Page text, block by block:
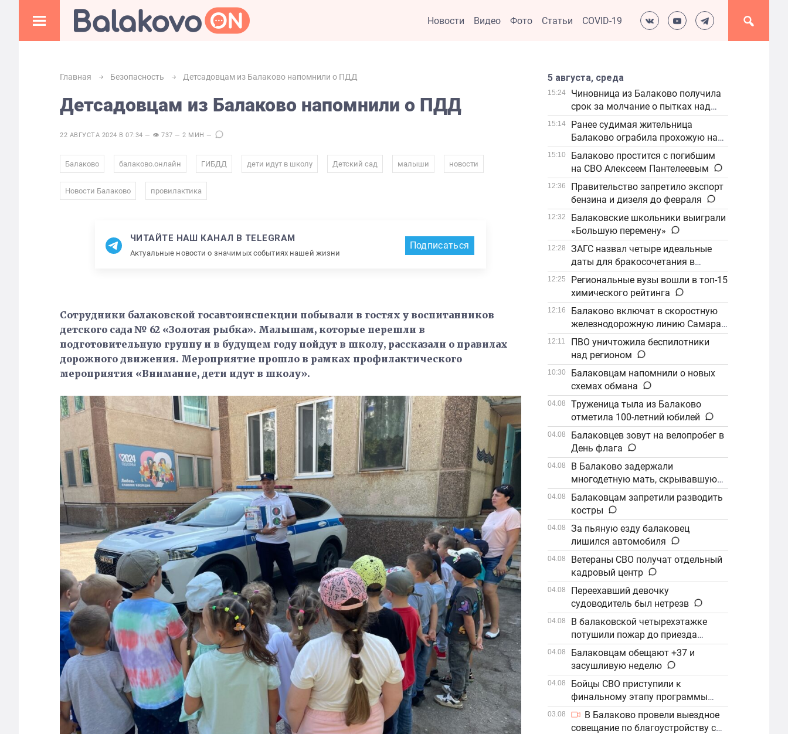
Новости Видео Фото Статьи COVID-19
Главная Безопасность Детсадовцам из Балаково напомнили о ПДД
Детсадовцам из Балаково напомнили о ПДД
22 АВГУСТА 2024 В 07:34 — 👁 737 — 2 МИН —
Балаково балаково.онлайн ГИБДД дети идут в школу Детский сад малыши новости
Новости Балаково провилактика
ЧИТАЙТЕ НАШ КАНАЛ В TELEGRAM
Актуальные новости о значимых событиях нашей жизни
Подписаться
Сотрудники балаковской госавтоинспекции побывали в гостях у воспитанников
детского сада № 62 «Золотая рыбка». Малышам, которые перешли в
подготовительную группу и в будущем году пойдут в школу, рассказали о правилах
дорожного движения. Мероприятие прошло в рамках профилактического
мероприятия «Внимание, дети идут в школу».
5 августа, среда
15:24
Чиновница из Балаково получила
срок за молчание о пытках над
детьми
15:14
Ранее судимая жительница
Балаково ограбила прохожую на
улице
15:10
Балаково простится с погибшим
на СВО Алексеем Пантелеевым
12:36
Правительство запретило экспорт
бензина и дизеля до февраля
12:32
Балаковские школьники выиграли
«Большую перемену»
12:28
ЗАГС назвал четыре идеальные
даты для бракосочетания в
сентябре
12:25
Региональные вузы вошли в топ-15
химического рейтинга
12:16
Балаково включат в скоростную
железнодорожную линию Самара–
Саратов
12:11
ПВО уничтожила беспилотники
над регионом
10:30
Балаковцам напомнили о новых
схемах обмана
04.08
Труженица тыла из Балаково
отметила 100-летний юбилей
04.08
Балаковцев зовут на велопробег в
День флага
04.08
В Балаково задержали
многодетную мать, скрывавшуюся
от алиментов
04.08
Балаковцам запретили разводить
костры
04.08
За пьяную езду балаковец
лишился автомобиля
04.08
Ветераны СВО получат отдельный
кадровый центр
04.08
Переехавший девочку
судоводитель был нетрезв
04.08
В балаковской четырехэтажке
потушили пожар до приезда
огнеборцев
04.08
Балаковцам обещают +37 и
засушливую неделю
04.08
Бойцы СВО приступили к
финальному этапу программы
«Наши Герои»
03.08
В Балаково провели выездное
совещание по благоустройству с